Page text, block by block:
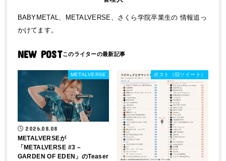
BABYMETAL、METALVERSE、さくら学院卒業生の 情報追っ
かけてます。
NEW POST
METALVERSE
2026.08.08
METALVERSEが
「METALVERSE #3 –
GARDEN OF EDEN」のTeaser
ポスト（旧ツイート）